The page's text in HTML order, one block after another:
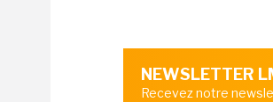
NEWSLETTER
Recevez notre